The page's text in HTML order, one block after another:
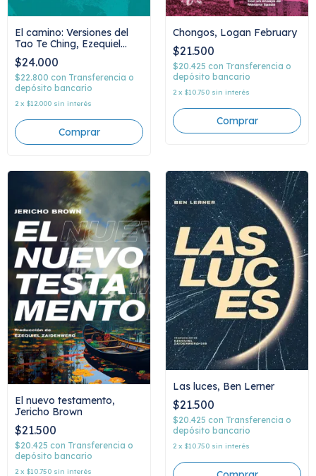
El camino: Versiones del
Tao Te Ching, Ezequiel
Zaidenwerg
$24.000
$22.800 con Transferencia o
depósito bancario
2 x $12.000 sin interés
Chongos, Logan February
$21.500
$20.425 con Transferencia o
depósito bancario
2 x $10.750 sin interés
El nuevo testamento,
Jericho Brown
$21.500
$20.425 con Transferencia o
depósito bancario
2 x $10.750 sin interés
Las luces, Ben Lerner
$21.500
$20.425 con Transferencia o
depósito bancario
2 x $10.750 sin interés